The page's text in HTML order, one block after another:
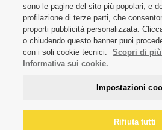
sono le pagine del sito più popolari, e
profilazione di terze parti, che
proporti pubblicità personalizzata.
o chiudendo questo banner puoi
con i soli cookie tecnici.
Scopri di
Informativa sui cookie.
Impostazioni
Rifiuta tutti